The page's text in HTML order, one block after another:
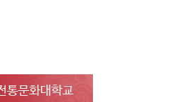
통문화대학교